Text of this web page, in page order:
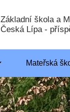
Základní škola a
Česká Lípa -
Mateřská